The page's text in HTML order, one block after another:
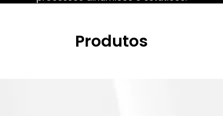
Produtos